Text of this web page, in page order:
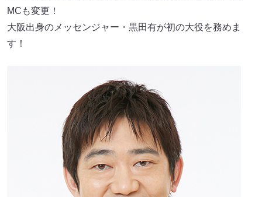
MCも変更！
大阪出身のメッセンジャー・黒田有が初の大役を務めま
す！